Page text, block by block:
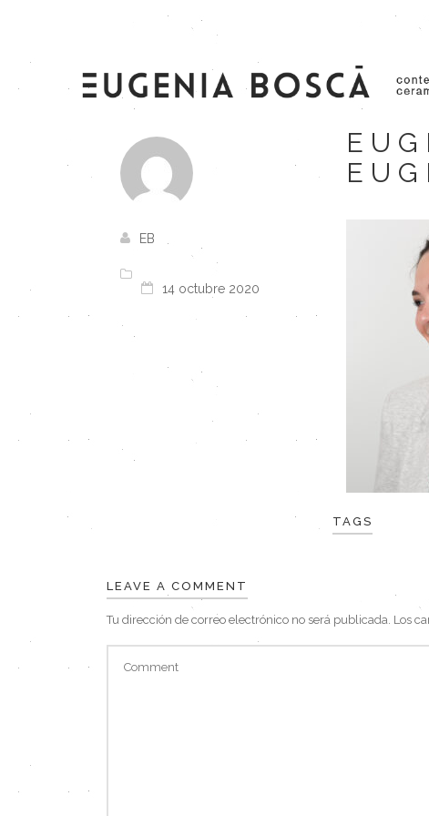
EB
14 octubre 2020
TAGS
LEAVE A COMMENT
Tu dirección de correo electrónico no será publicada. Los